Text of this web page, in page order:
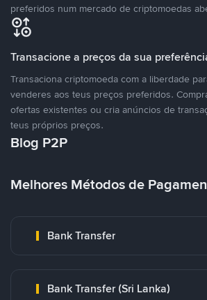
preferidos num mercado de criptomoedas
Transacione a preços da sua
Transaciona criptomoeda com a liberdade
venderes aos teus preços preferidos.
ofertas existentes ou cria anúncios de
teus próprios preços.
Blog P2P
Melhores Métodos de
Bank Transfer
Bank Transfer (Sri Lanka)